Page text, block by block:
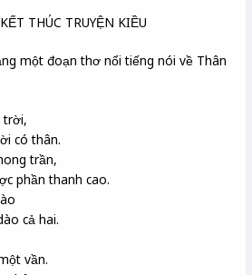
THÚC TRUYỆN KIỀU
một đoạn thơ nổi tiếng nói về Thân
trời,
có thân.
trần,
phần thanh cao.
cả hai.
vần.